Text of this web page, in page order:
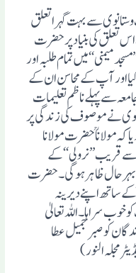
سے بہت گہرا تعلق
اس تعلق کی بنیاد پر حضرت
میمنی‘‘ میں تمام طلبہ اور
کیا اور آپ کے محاسن ان کے
سے پہلے ناظم تعلیمات
نے موصوف کی زندگی پر
کہ مولانا ؒ حضرت مولانا
قریب ’’نرولی ‘‘ کے
بہرحال ظاہر ہوگی ۔ حضرت
ساتھ اپنے دیرینہ
خوب سراہا۔ اللہ تعالیٰ
کو صبر جمیل عطا
مجلہ النور)